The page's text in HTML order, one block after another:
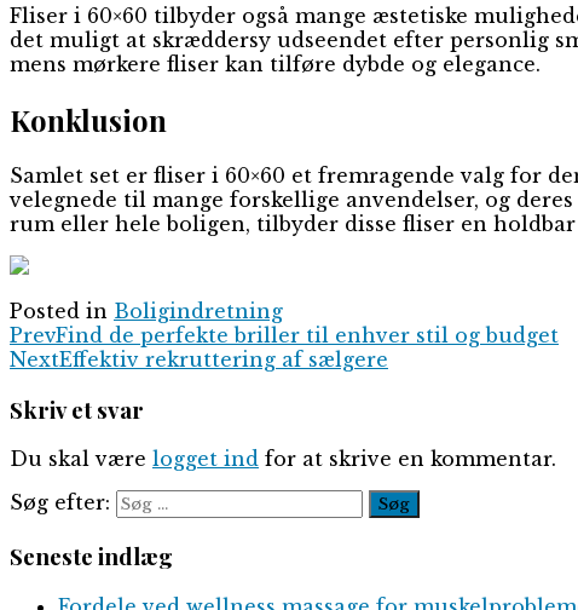
Fliser i 60×60 tilbyder også mange æstetiske
det muligt at skræddersy udseendet efter personlig
mens mørkere fliser kan tilføre dybde og elegance.
Konklusion
Samlet set er fliser i 60×60 et fremragende valg for
velegnede til mange forskellige anvendelser, og
rum eller hele boligen, tilbyder disse fliser en
Posted in Boligindretning
PrevFind de perfekte briller til enhver stil og budget
NextEffektiv rekruttering af sælgere
Skriv et svar
Du skal være logget ind for at skrive en kommentar.
Søg efter:
Seneste indlæg